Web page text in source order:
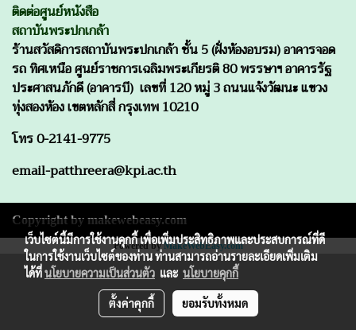
ติดต่อศูนย์หนังสือ
สถาบันพระปกเกล้า
ร้านสวัสดิการสถาบันพระปกเกล้า ชั้น 5 (ฝั่งห้องอบรม) อาคารจอด
รถ ทิศเหนือ ศูนย์ราชการเฉลิมพระเกียรติ 80 พรรษาฯ อาคารรัฐ
ประศาสนภักดี (อาคารบี) เลขที่ 120 หมู่ 3 ถนนแจ้งวัฒนะ แขวง
ทุ่งสองห้อง เขตหลักสี่ กรุงเทพ 10210
โทร 0-2141-9775
email-patthreera@kpi.ac.th
Copyright by makewebeasy.com
Powered byMakeWebEasy.com
เว็บไซต์นี้มีการใช้งานคุกกี้ เพื่อเพิ่มประสิทธิภาพและประสบการณ์ที่ดี
ในการใช้งานเว็บไซต์ของท่าน ท่านสามารถอ่านรายละเอียดเพิ่มเติม
ได้ที่นโยบายความเป็นส่วนตัว และ นโยบายคุกกี้
ตั้งค่าคุกกี้ ยอมรับทั้งหมด